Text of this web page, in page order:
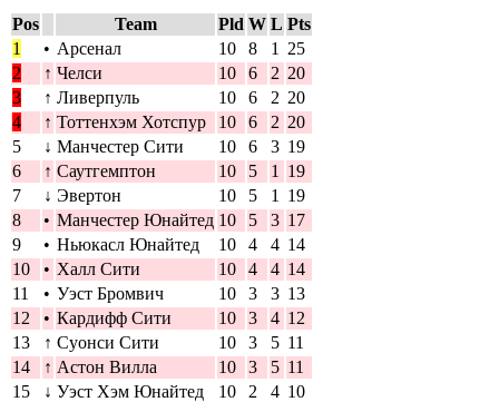
Pos Team Pld W L Pts
1
• Арсенал 10 8 1
25
2
↑ Челси 10 6 2 20
3
↑ Ливерпуль 10 6 2 20
4
↑ Тоттенхэм Хотспур 10 6 2 20
5
↓ Манчестер Сити 10 6 3 19
6
↑ Саутгемптон 10 5 1
19
7
↓ Эвертон 10 5 1
19
8
• Манчестер Юнайтед 10 5 3 17
9
• Ньюкасл Юнайтед 10 4 4 14
10
• Халл Сити 10 4 4 14
11
• Уэст Бромвич 10 3 3 13
12
• Кардифф Сити 10 3 4 12
13
↑ Суонси Сити 10 3 5 11
14
↑ Астон Вилла 10 3 5 11
15
↓ Уэст Хэм Юнайтед 10 2 4 10